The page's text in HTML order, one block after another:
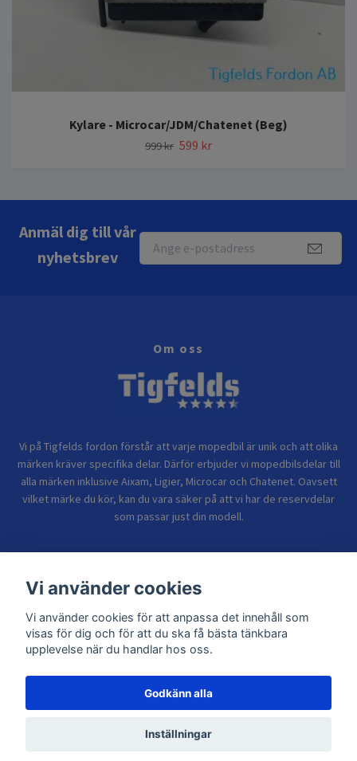
Kylare - Microcar/JDM/Chatenet (Beg)
999 kr 599 kr
Anmäl dig till vår
nyhetsbrev
Om oss
Vi på Tigfelds fordon förstår att varje mopedbil är unik och att olika
märken kräver specifika delar. Därför erbjuder vi mopedbilsdelar till
alla märken inklusive Aixam, Ligier, Microcar och Chatenet. Oavsett
vilket märke du kör, kan du vara säker på att vi har de reservdelar
som passar just din modell.
Sidor
© 2026 TIGFELDS FORDON
Vi använder cookies
Vi använder cookies för att anpassa det innehåll som
visas för dig och för att du ska få bästa tänkbara
upplevelse när du handlar hos oss.
Godkänn alla
Inställningar